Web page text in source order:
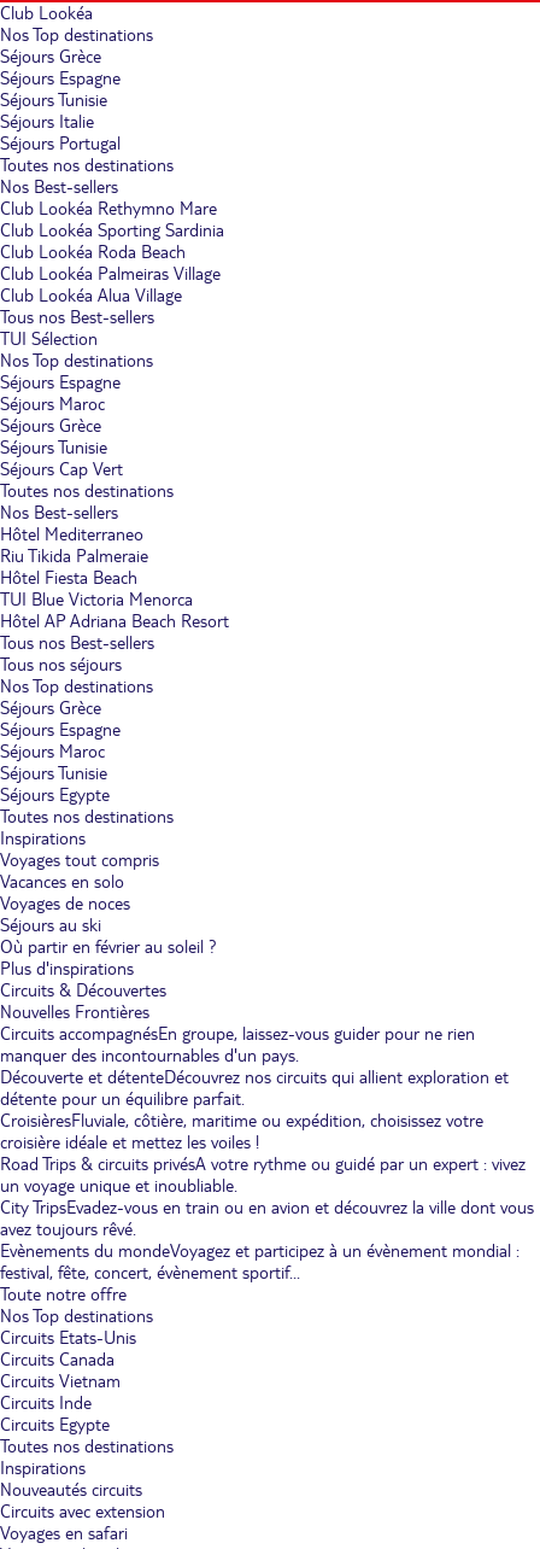
Club Lookéa
Nos Top destinations
Séjours Grèce
Séjours Espagne
Séjours Tunisie
Séjours Italie
Séjours Portugal
Toutes nos destinations
Nos Best-sellers
Club Lookéa Rethymno Mare
Club Lookéa Sporting Sardinia
Club Lookéa Roda Beach
Club Lookéa Palmeiras Village
Club Lookéa Alua Village
Tous nos Best-sellers
TUI Sélection
Nos Top destinations
Séjours Espagne
Séjours Maroc
Séjours Grèce
Séjours Tunisie
Séjours Cap Vert
Toutes nos destinations
Nos Best-sellers
Hôtel Mediterraneo
Riu Tikida Palmeraie
Hôtel Fiesta Beach
TUI Blue Victoria Menorca
Hôtel AP Adriana Beach Resort
Tous nos Best-sellers
Tous nos séjours
Nos Top destinations
Séjours Grèce
Séjours Espagne
Séjours Maroc
Séjours Tunisie
Séjours Egypte
Toutes nos destinations
Inspirations
Voyages tout compris
Vacances en solo
Voyages de noces
Séjours au ski
Où partir en février au soleil ?
Plus d'inspirations
Circuits & Découvertes
Nouvelles Frontières
Circuits accompagnésEn groupe, laissez-vous guider pour ne rien
manquer des incontournables d'un pays.
Découverte et détenteDécouvrez nos circuits qui allient exploration et
détente pour un équilibre parfait.
CroisièresFluviale, côtière, maritime ou expédition, choisissez votre
croisière idéale et mettez les voiles !
Road Trips & circuits privésA votre rythme ou guidé par un expert : vivez
un voyage unique et inoubliable.
City TripsEvadez-vous en train ou en avion et découvrez la ville dont vous
avez toujours rêvé.
Evènements du mondeVoyagez et participez à un évènement mondial :
festival, fête, concert, évènement sportif...
Toute notre offre
Nos Top destinations
Circuits Etats-Unis
Circuits Canada
Circuits Vietnam
Circuits Inde
Circuits Egypte
Toutes nos destinations
Inspirations
Nouveautés circuits
Circuits avec extension
Voyages en safari